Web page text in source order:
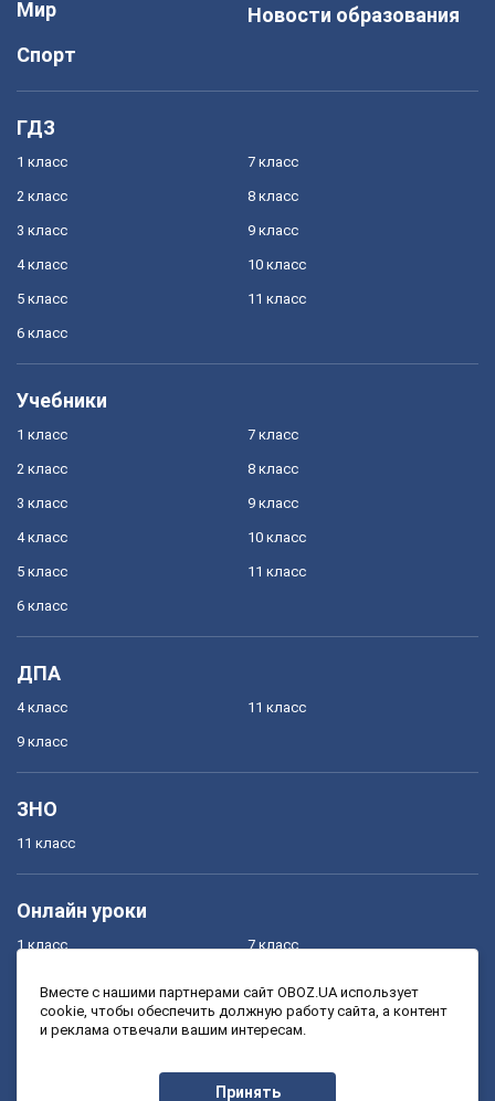
Мир
Спорт
Новости образования
ГДЗ
1 класс
2 класс
3 класс
4 класс
5 класс
6 класс
7 класс
8 класс
9 класс
10 класс
11 класс
Учебники
1 класс
2 класс
3 класс
4 класс
5 класс
6 класс
7 класс
8 класс
9 класс
10 класс
11 класс
ДПА
4 класс
9 класс
11 класс
ЗНО
11 класс
Онлайн уроки
1 класс
3 класс
7 класс
9 класс
Вместе с нашими партнерами сайт OBOZ.UA использует
cookie, чтобы обеспечить должную работу сайта, а контент
и реклама отвечали вашим интересам.
Принять